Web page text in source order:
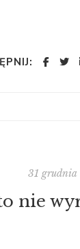
31
nie